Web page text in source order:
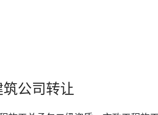
公司转让